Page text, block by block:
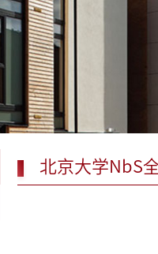
北京大学NbS